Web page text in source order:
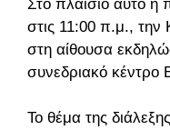
Στο πλαίσιο αυτό
στις 11:00 π.μ., την
στη αίθουσα
συνεδριακό κέντρο
Το θέμα της